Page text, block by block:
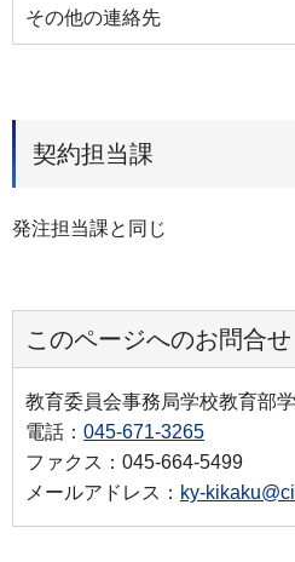
その他の連絡先
契約担当課
発注担当課と同じ
このページへのお問合せ
教育委員会事務局学校教育部
電話： 045-671-3265
ファクス：045-664-5499
メールアドレス： ky-